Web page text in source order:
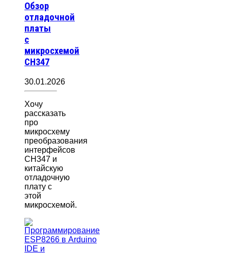
Обзор
отладочной
платы
с
микросхемой
CH347
30.01.2026
Хочу
рассказать
про
микросхему
преобразования
интерфейсов
CH347 и
китайскую
отладочную
плату с
этой
микросхемой.